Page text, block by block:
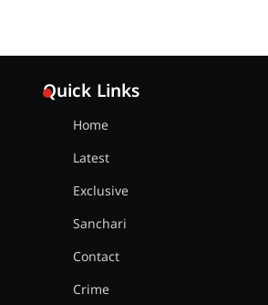
Quick Links
Home
Latest
Exclusive
Sanchari
Contact
Crime